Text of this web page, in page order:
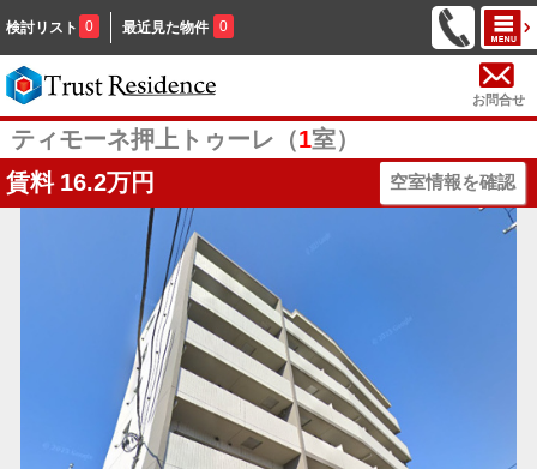
検討リスト 0 最近見た物件 0
お問合せ
ティモーネ押上トゥーレ（1室）
賃料 16.2万円 空室情報を確認